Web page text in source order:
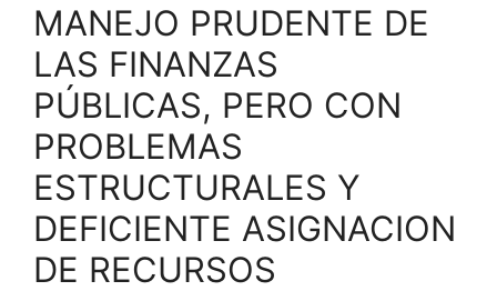
MANEJO PRUDENTE DE
LAS FINANZAS
PÚBLICAS, PERO CON
PROBLEMAS
ESTRUCTURALES Y
DEFICIENTE ASIGNACION
DE RECURSOS